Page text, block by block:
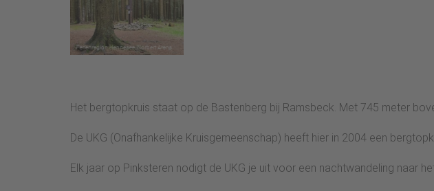
Het bergtopkruis staat op de Bastenberg bij Ramsbeck. Met 745 meter
De UKG (Onafhankelijke Kruisgemeenschap) heeft hier in 2004 een
Elk jaar op Pinksteren nodigt de UKG je uit voor een nachtwandeling naar